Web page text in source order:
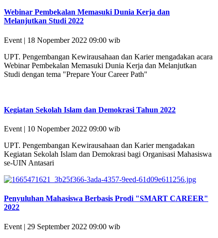
Webinar Pembekalan Memasuki Dunia Kerja dan
Melanjutkan Studi 2022
Event | 18 Nopember 2022 09:00 wib
UPT. Pengembangan Kewirausahaan dan Karier mengadakan acara
Webinar Pembekalan Memasuki Dunia Kerja dan Melanjutkan
Studi dengan tema "Prepare Your Career Path"
Kegiatan Sekolah Islam dan Demokrasi Tahun 2022
Event | 10 Nopember 2022 09:00 wib
UPT. Pengembangan Kewirausahaan dan Karier mengadakan
Kegiatan Sekolah Islam dan Demokrasi bagi Organisasi Mahasiswa
se-UIN Antasari
Penyuluhan Mahasiswa Berbasis Prodi "SMART CAREER"
2022
Event | 29 September 2022 09:00 wib